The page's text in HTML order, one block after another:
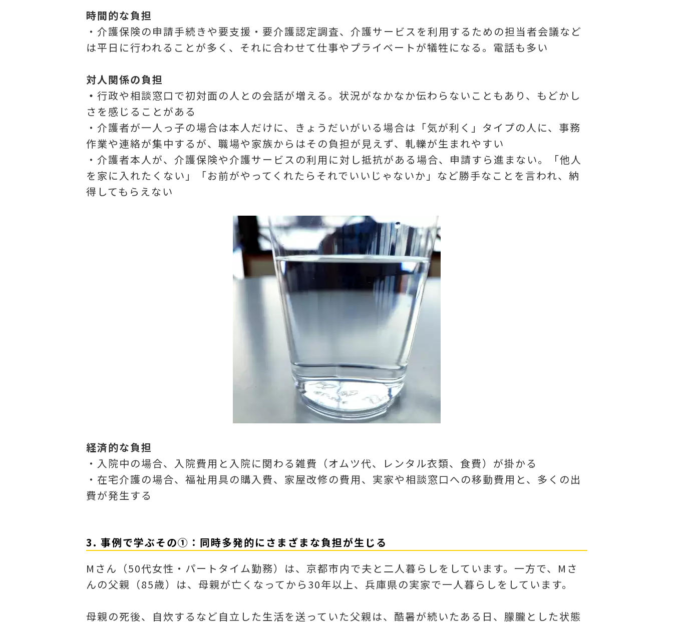
時間的な負担
・介護保険の申請手続きや要支援・要介護認定調査、介護サービスを利用するための担当者会議など
は平日に行われることが多く、それに合わせて仕事やプライベートが犠牲になる。電話も多い
対人関係の負担
・ 行政や相談窓口で初対面の人との会話が増える。状況がなかなか伝わらないこともあり、もどかし
さを感じることがある
・介護者が一人っ子の場合は本人だけに、きょうだいがいる場合は「気が利く」タイプの人に、事務
作業や連絡が集中するが、職場や家族からはその負担が見えず、軋轢が生まれやすい
・介護者本人が、介護保険や介護サービスの利用に対し抵抗がある場合、申請すら進まない。「他人
を家に入れたくない」「お前がやってくれたらそれでいいじゃないか」など勝手なことを言われ、納
得してもらえない
経済的な負担
・入院中の場合、入院費用と入院に関わる雑費（オムツ代、レンタル衣類、食費）が掛かる
・在宅介護の場合、福祉用具の購入費、家屋改修の費用、実家や相談窓口への移動費用と、多くの出
費が発生する
3. 事例で学ぶその①：同時多発的にさまざまな負担が生じる
Mさん（50代女性・パートタイム勤務）は、京都市内で夫と二人暮らしをしています。一方で、Mさ
んの父親（85歳）は、母親が亡くなってから30年以上、兵庫県の実家で一人暮らしをしています。
母親の死後、自炊するなど自立した生活を送っていた父親は、酷暑が続いたある日、朦朧とした状態